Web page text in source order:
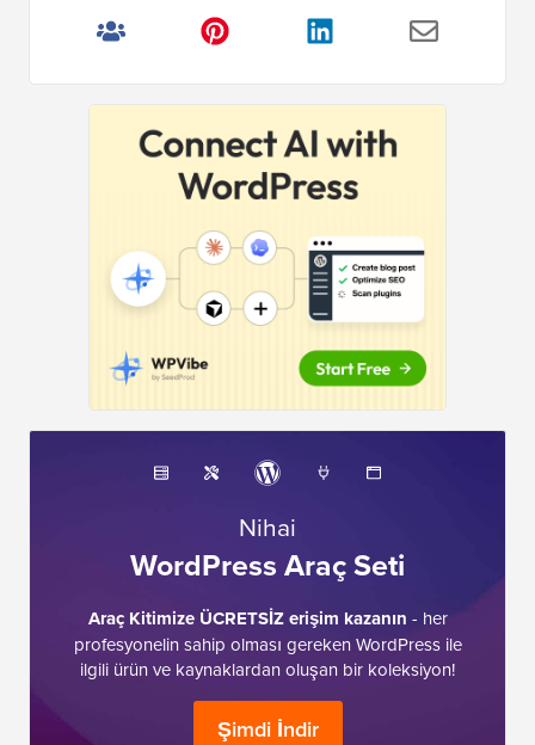
Nihai
WordPress Araç Seti
Araç Kitimize ÜCRETSİZ erişim kazanın - her
profesyonelin sahip olması gereken WordPress ile
ilgili ürün ve kaynaklardan oluşan bir koleksiyon!
Şimdi İndir